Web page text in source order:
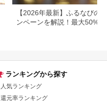
【2026年最新】ふるなびの
ンペーンを解説！最大50%還
ランキングから探す
人気ランキング
還元率ランキング